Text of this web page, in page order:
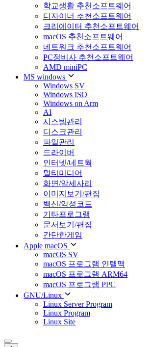
학교생활 추천소프트웨어
디자이너 추천소프트웨어
크리에이터 추천소프트웨어
macOS 추천소프트웨어
네트워크 추천소프트웨어
PC정비사 추천소프트웨어
AMD miniPC
MS windows
Windows SV
Windows ISO
Windows on Arm
AI
시스템관리
디스크관리
파일관리
드라이버
인터넷/네트웍
멀티미디어
화면/악세사리
이미지보기/편집
백신/악성코드
기타프로그램
문서보기/편집
간단한게임
Apple macOS
macOS SV
macOS 프로그램 인텔맥
macOS 프로그램 ARM64
macOS 프로그램 PPC
GNU/Linux
Linux Server Program
Linux Program
Linux Site